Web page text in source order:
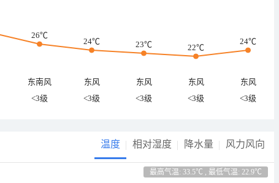
26℃
24℃ 23℃ 22℃
24℃
东南风 东风 东风 东风
东风
<3级 <3级 <3级 <3级 <3级
温度 相对湿度 降水量 风力风向
最高气温: 33.5℃ , 最低气温: 22.9℃